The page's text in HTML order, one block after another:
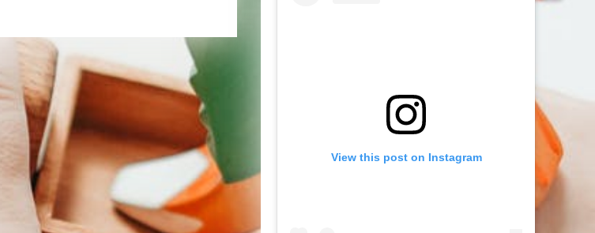
View this post on Instagram